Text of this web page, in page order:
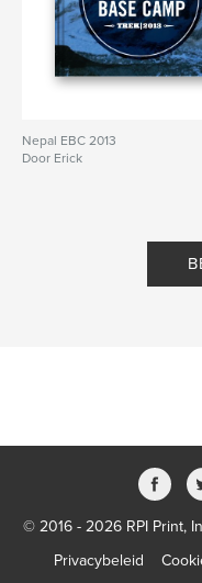
Nepal EBC 2013
Door Erick
© 2016 - 2026 RPI Print,
Privacybeleid